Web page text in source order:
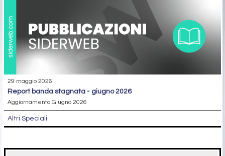
29 maggio 2026
report banda stagnata - giugno 2026
Aggiornamento Giugno 2026
Altri Speciali